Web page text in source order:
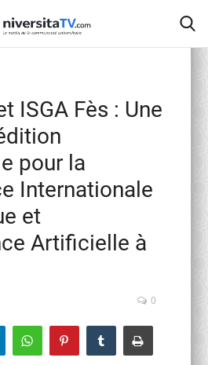
ISGA Fès : Une
pour la
Internationale
et
Artificielle à
0